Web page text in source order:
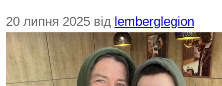
20 липня 2025 від lemberglegion